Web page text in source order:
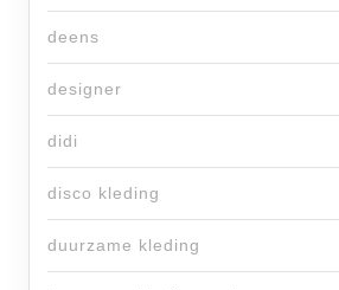
deens
designer
didi
disco kleding
duurzame kleding